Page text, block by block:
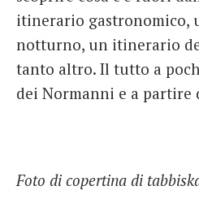
itinerario gastronomico,
notturno, un itinerario
tanto altro. Il tutto a
dei Normanni e a partire
Foto di copertina di